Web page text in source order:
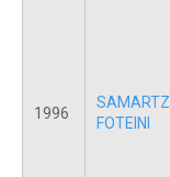
1996
SAMARTZI
FOTEINI